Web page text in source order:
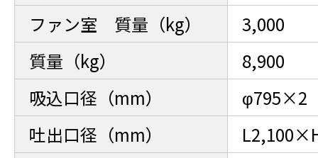
ファン室 質量（kg）
3,000
質量（kg）
8,900
吸込口径（mm）
φ795×2
吐出口径（mm）